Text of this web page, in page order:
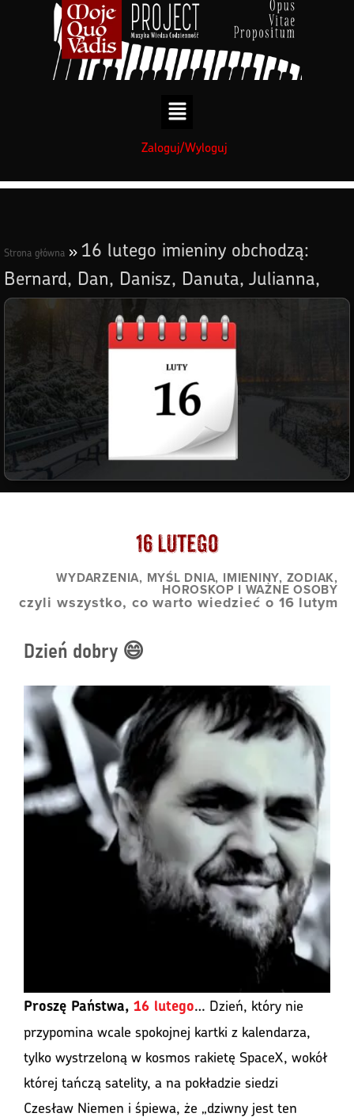
Zaloguj/Wyloguj
Strona główna » 16 lutego imieniny obchodzą:
Bernard, Dan, Danisz, Danuta, Julianna,
Symeon
16 Lutego
WYDARZENIA, MYŚL DNIA, IMIENINY, ZODIAK,
HOROSKOP I WAŻNE OSOBY
czyli wszystko, co warto wiedzieć o 16 lutym
Dzień dobry 😄
Proszę Państwa, 16 lutego… Dzień, który nie
przypomina wcale spokojnej kartki z kalendarza,
tylko wystrzeloną w kosmos rakietę SpaceX, wokół
której tańczą satelity, a na pokładzie siedzi
Czesław Niemen i śpiewa, że „dziwny jest ten